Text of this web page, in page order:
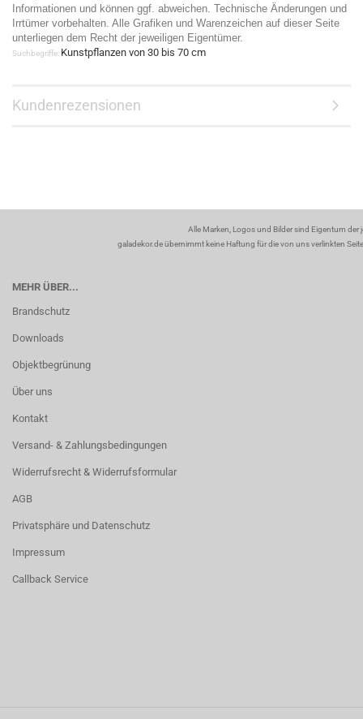
Informationen und können ggf. abweichen. Technische Änderungen und
Irrtümer vorbehalten. Alle Grafiken und Warenzeichen auf dieser Seite
unterliegen dem Recht der jeweiligen Eigentümer.
Suchbegriffe: Kunstpflanzen von 30 bis 70 cm
Kundenrezensionen
Alle Marken, Logos und Bilder sind Eigentum
galadekor.de übernimmt keine Haftung für die von uns verlinkten
MEHR ÜBER...
Brandschutz
Downloads
Objektbegrünung
Über uns
Kontakt
Versand- & Zahlungsbedingungen
Widerrufsrecht & Widerrufsformular
AGB
Privatsphäre und Datenschutz
Impressum
Callback Service